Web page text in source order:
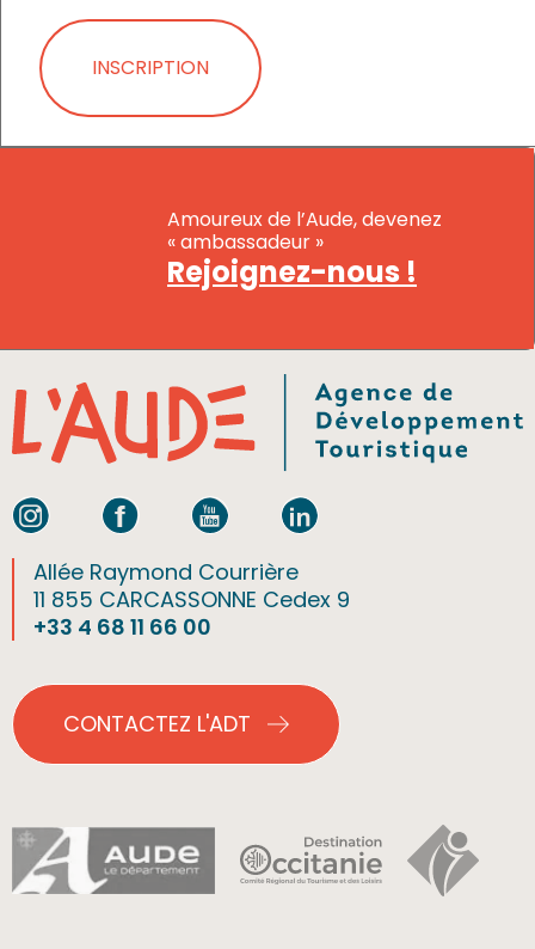
INSCRIPTION
Amoureux de l’Aude, devenez
« ambassadeur »
Rejoignez-nous !
Allée Raymond Courrière
11 855 CARCASSONNE Cedex 9
+33 4 68 11 66 00
CONTACTEZ L'ADT